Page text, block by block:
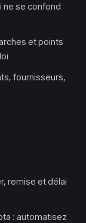
ne se confond
et points
fournisseurs,
remise et délai
: automatisez